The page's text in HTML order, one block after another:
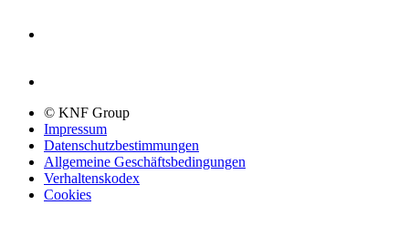
© KNF Group
Impressum
Datenschutzbestimmungen
Allgemeine Geschäftsbedingungen
Verhaltenskodex
Cookies